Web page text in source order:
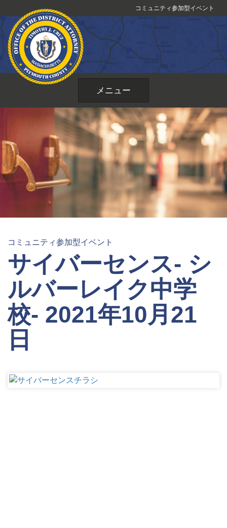
ン
テ
ツ
コミュニティ参加型イベント
メニュー
コミュニティ参加型イベント
サイバーセンス- シ
ルバーレイク中学
校- 2021年10月21
日